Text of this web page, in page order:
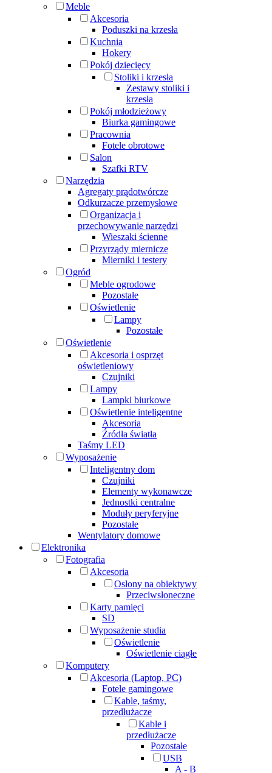
Meble
Akcesoria
Poduszki na krzesła
Kuchnia
Hokery
Pokój dziecięcy
Stoliki i krzesła
Zestawy stoliki i
krzesła
Pokój młodzieżowy
Biurka gamingowe
Pracownia
Fotele obrotowe
Salon
Szafki RTV
Narzędzia
Agregaty prądotwórcze
Odkurzacze przemysłowe
Organizacja i
przechowywanie narzędzi
Wieszaki ścienne
Przyrządy miernicze
Mierniki i testery
Ogród
Meble ogrodowe
Pozostałe
Oświetlenie
Lampy
Pozostałe
Oświetlenie
Akcesoria i osprzęt
oświetleniowy
Czujniki
Lampy
Lampki biurkowe
Oświetlenie inteligentne
Akcesoria
Źródła światła
Taśmy LED
Wyposażenie
Inteligentny dom
Czujniki
Elementy wykonawcze
Jednostki centralne
Moduły peryferyjne
Pozostałe
Wentylatory domowe
Elektronika
Fotografia
Akcesoria
Osłony na obiektywy
Przeciwsłoneczne
Karty pamięci
SD
Wyposażenie studia
Oświetlenie
Oświetlenie ciągłe
Komputery
Akcesoria (Laptop, PC)
Fotele gamingowe
Kable, taśmy,
przedłużacze
Kable i
przedłużacze
Pozostałe
USB
A - B